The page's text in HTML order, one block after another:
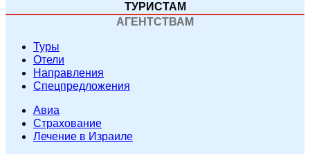
ТУРИСТАМ
АГЕНТСТВАМ
Туры
Отели
Направления
Спецпредложения
Авиа
Страхование
Лечение в Израиле